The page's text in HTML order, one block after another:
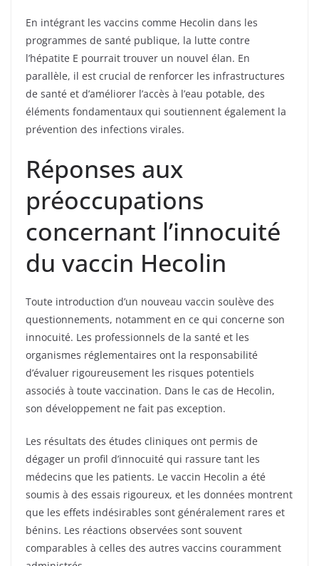
En intégrant les vaccins comme Hecolin dans les
programmes de santé publique, la lutte contre
l’hépatite E pourrait trouver un nouvel élan. En
parallèle, il est crucial de renforcer les infrastructures
de santé et d’améliorer l’accès à l’eau potable, des
éléments fondamentaux qui soutiennent également la
prévention des infections virales.
Réponses aux
préoccupations
concernant l’innocuité
du vaccin Hecolin
Toute introduction d’un nouveau vaccin soulève des
questionnements, notamment en ce qui concerne son
innocuité. Les professionnels de la santé et les
organismes réglementaires ont la responsabilité
d’évaluer rigoureusement les risques potentiels
associés à toute vaccination. Dans le cas de Hecolin,
son développement ne fait pas exception.
Les résultats des études cliniques ont permis de
dégager un profil d’innocuité qui rassure tant les
médecins que les patients. Le vaccin Hecolin a été
soumis à des essais rigoureux, et les données montrent
que les effets indésirables sont généralement rares et
bénins. Les réactions observées sont souvent
comparables à celles des autres vaccins couramment